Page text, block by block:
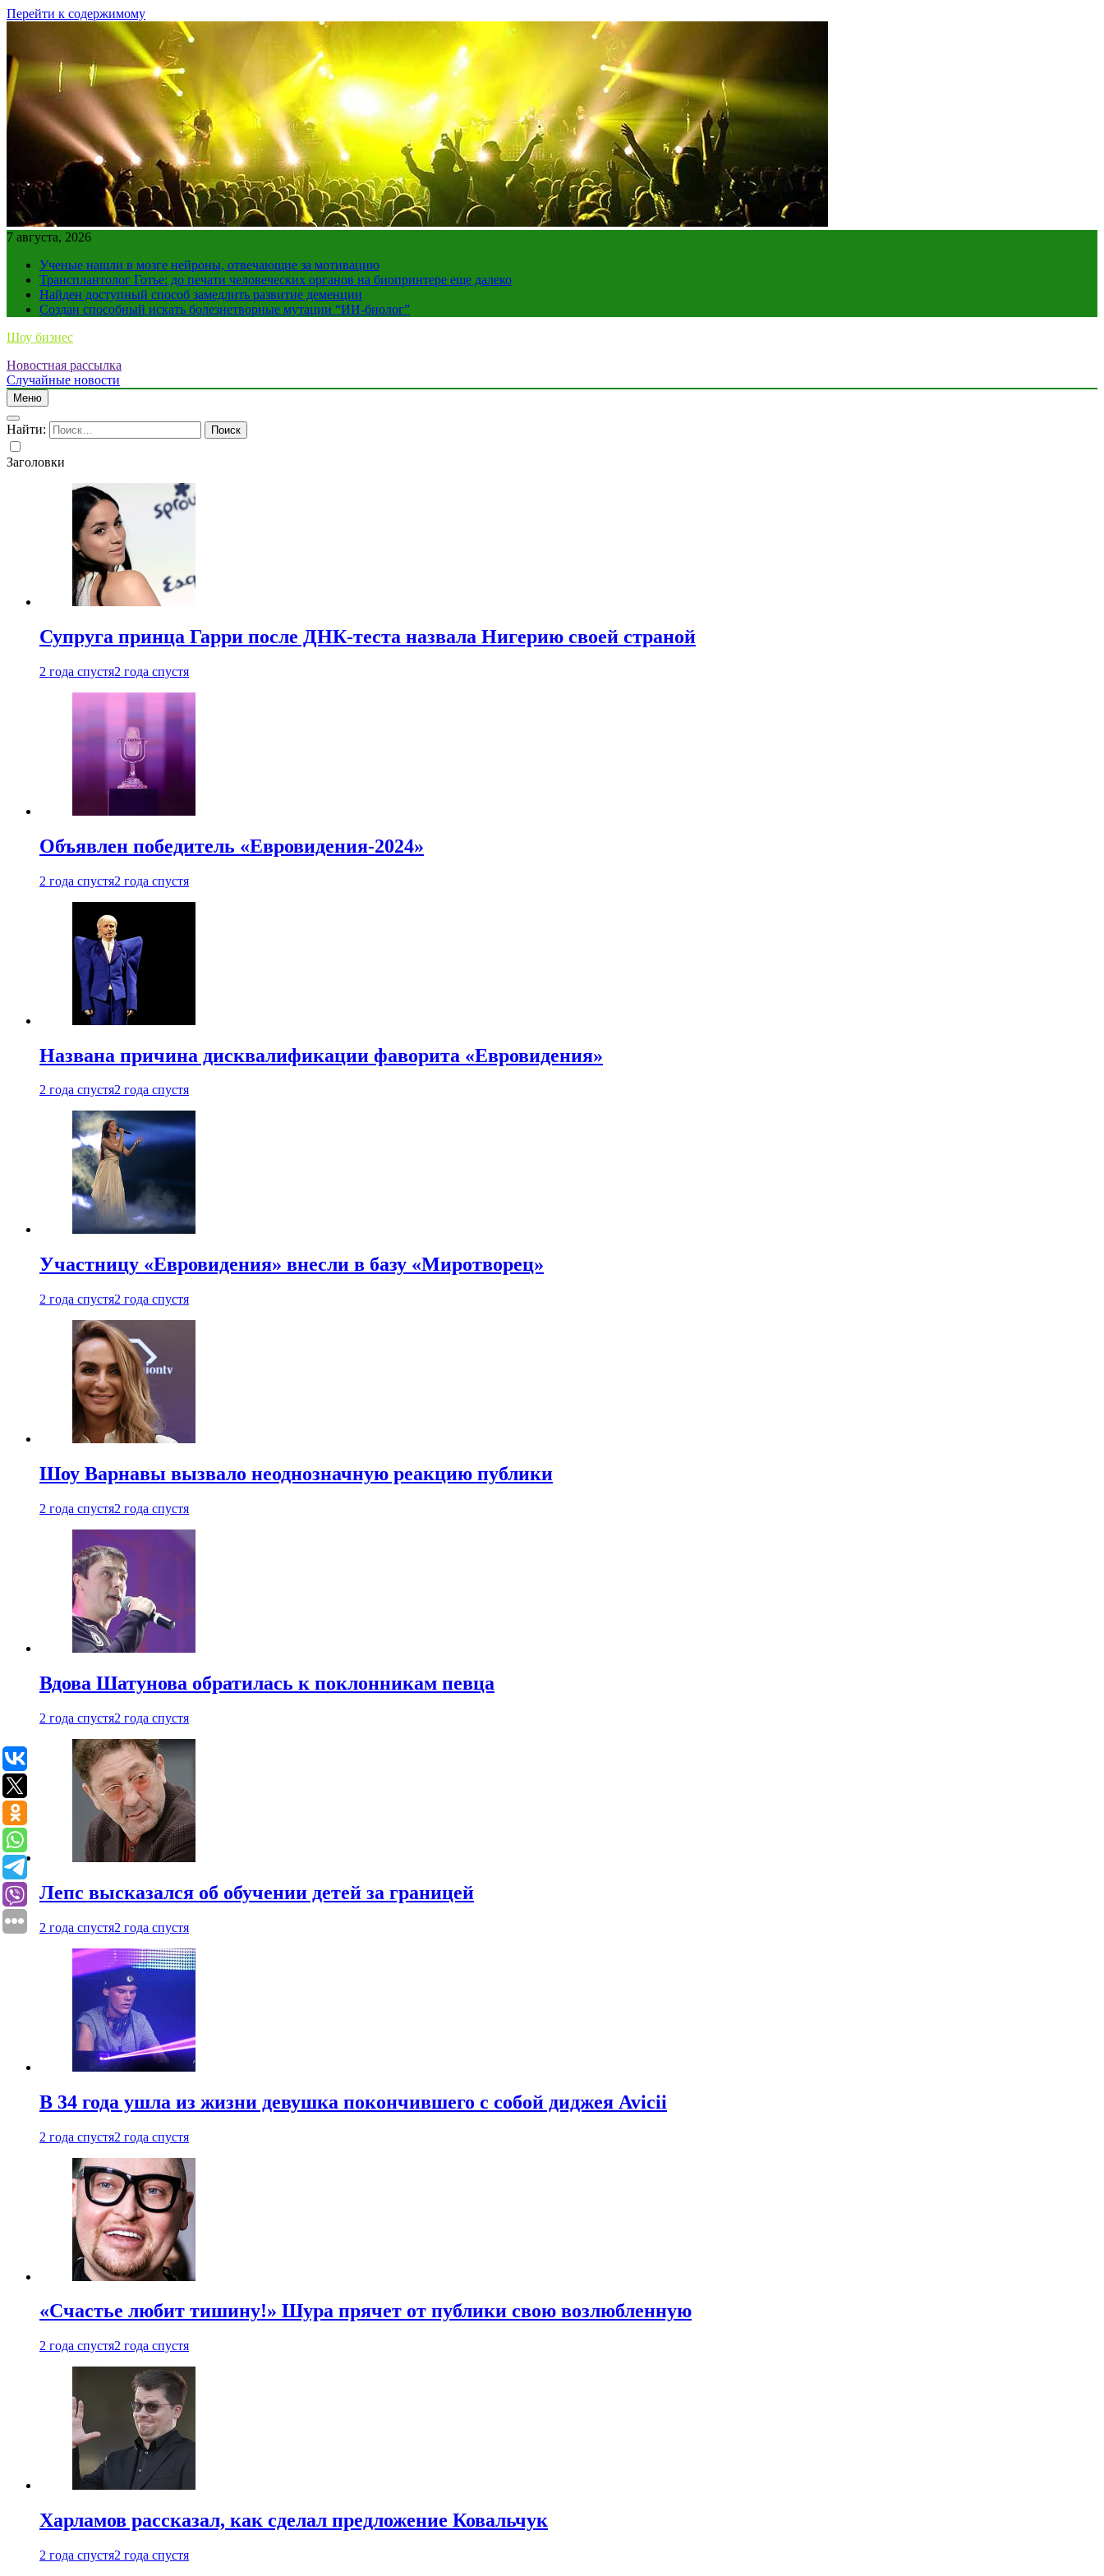
Перейти к содержимому
7 августа, 2026
Ученые нашли в мозге нейроны, отвечающие за мотивацию
Трансплантолог Готье: до печати человеческих органов на биопринтере еще далеко
Найден доступный способ замедлить развитие деменции
Создан способный искать болезнетворные мутации “ИИ-биолог”
Шоу бизнес
Новостная рассылка
Случайные новости
Меню
Найти:
Заголовки
Супруга принца Гарри после ДНК-теста назвала Нигерию своей страной
2 года спустя2 года спустя
Объявлен победитель «Евровидения-2024»
2 года спустя2 года спустя
Названа причина дисквалификации фаворита «Евровидения»
2 года спустя2 года спустя
Участницу «Евровидения» внесли в базу «Миротворец»
2 года спустя2 года спустя
Шоу Варнавы вызвало неоднозначную реакцию публики
2 года спустя2 года спустя
Вдова Шатунова обратилась к поклонникам певца
2 года спустя2 года спустя
Лепс высказался об обучении детей за границей
2 года спустя2 года спустя
В 34 года ушла из жизни девушка покончившего с собой диджея Avicii
2 года спустя2 года спустя
«Счастье любит тишину!» Шура прячет от публики свою возлюбленную
2 года спустя2 года спустя
Харламов рассказал, как сделал предложение Ковальчук
2 года спустя2 года спустя